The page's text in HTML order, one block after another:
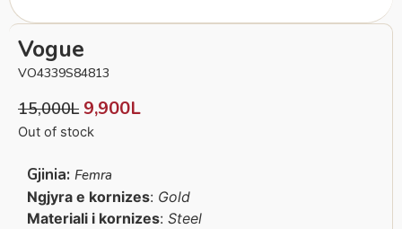
Vogue
VO4339S84813
15,000L 9,900L
Out of stock
Gjinia: Femra
Ngjyra e kornizes: Gold
Materiali i kornizes: Steel